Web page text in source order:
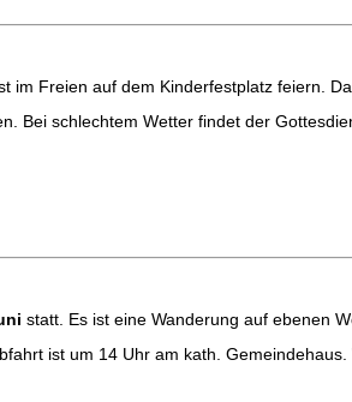
im Freien auf dem Kinderfestplatz feiern.
Bei schlechtem Wetter findet der
statt. Es ist eine Wanderung auf ebenen
ist um 14 Uhr am kath.